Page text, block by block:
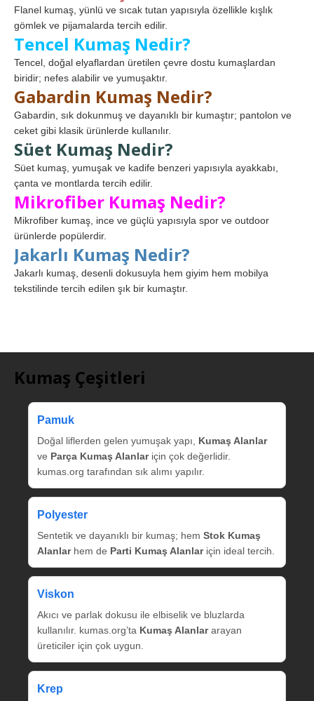
Flanel kumaş, yünlü ve sıcak tutan yapısıyla özellikle kışlık
gömlek ve pijamalarda tercih edilir.
Tencel Kumaş Nedir?
Tencel, doğal elyaflardan üretilen çevre dostu kumaşlardan
biridir; nefes alabilir ve yumuşaktır.
Gabardin Kumaş Nedir?
Gabardin, sık dokunmuş ve dayanıklı bir kumaştır; pantolon ve
ceket gibi klasik ürünlerde kullanılır.
Süet Kumaş Nedir?
Süet kumaş, yumuşak ve kadife benzeri yapısıyla ayakkabı,
çanta ve montlarda tercih edilir.
Mikrofiber Kumaş Nedir?
Mikrofiber kumaş, ince ve güçlü yapısıyla spor ve outdoor
ürünlerde popülerdir.
Jakarlı Kumaş Nedir?
Jakarlı kumaş, desenli dokusuyla hem giyim hem mobilya
tekstilinde tercih edilen şık bir kumaştır.
Kumaş Çeşitleri
Pamuk
Doğal liflerden gelen yumuşak yapı, Kumaş Alanlar
ve Parça Kumaş Alanlariçin çok değerlidir.
kumas.org tarafından sık alımı yapılır.
Polyester
Sentetik ve dayanıklı bir kumaş; hem Stok Kumaş
Alanlarhem de Parti Kumaş Alanlariçin ideal tercih.
Viskon
Akıcı ve parlak dokusu ile elbiselik ve bluzlarda
kullanılır. kumas.org’ta Kumaş Alanlararayan
üreticiler için çok uygun.
Krep